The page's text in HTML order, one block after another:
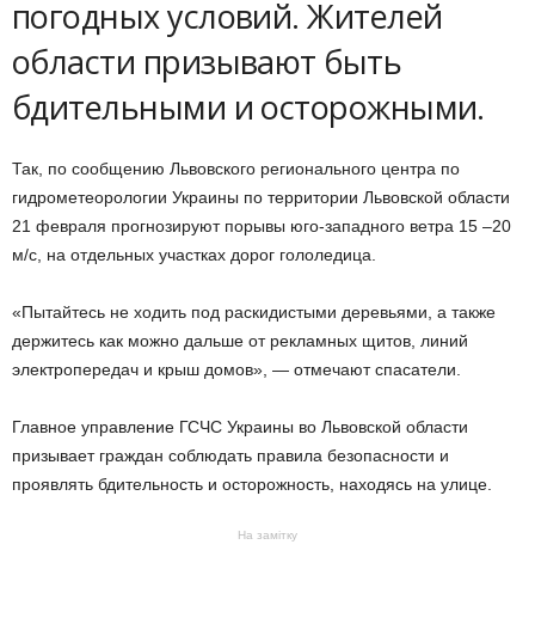
погодных условий. Жителей
области призывают быть
бдительными и осторожными.
Так, по сообщению Львовского регионального центра по
гидрометеорологии Украины по территории Львовской области
21 февраля прогнозируют порывы юго-западного ветра 15 –20
м/с, на отдельных участках дорог гололедица.
«Пытайтесь не ходить под раскидистыми деревьями, а также
держитесь как можно дальше от рекламных щитов, линий
электропередач и крыш домов», — отмечают спасатели.
Главное управление ГСЧС Украины во Львовской области
призывает граждан соблюдать правила безопасности и
проявлять бдительность и осторожность, находясь на улице.
На замітку